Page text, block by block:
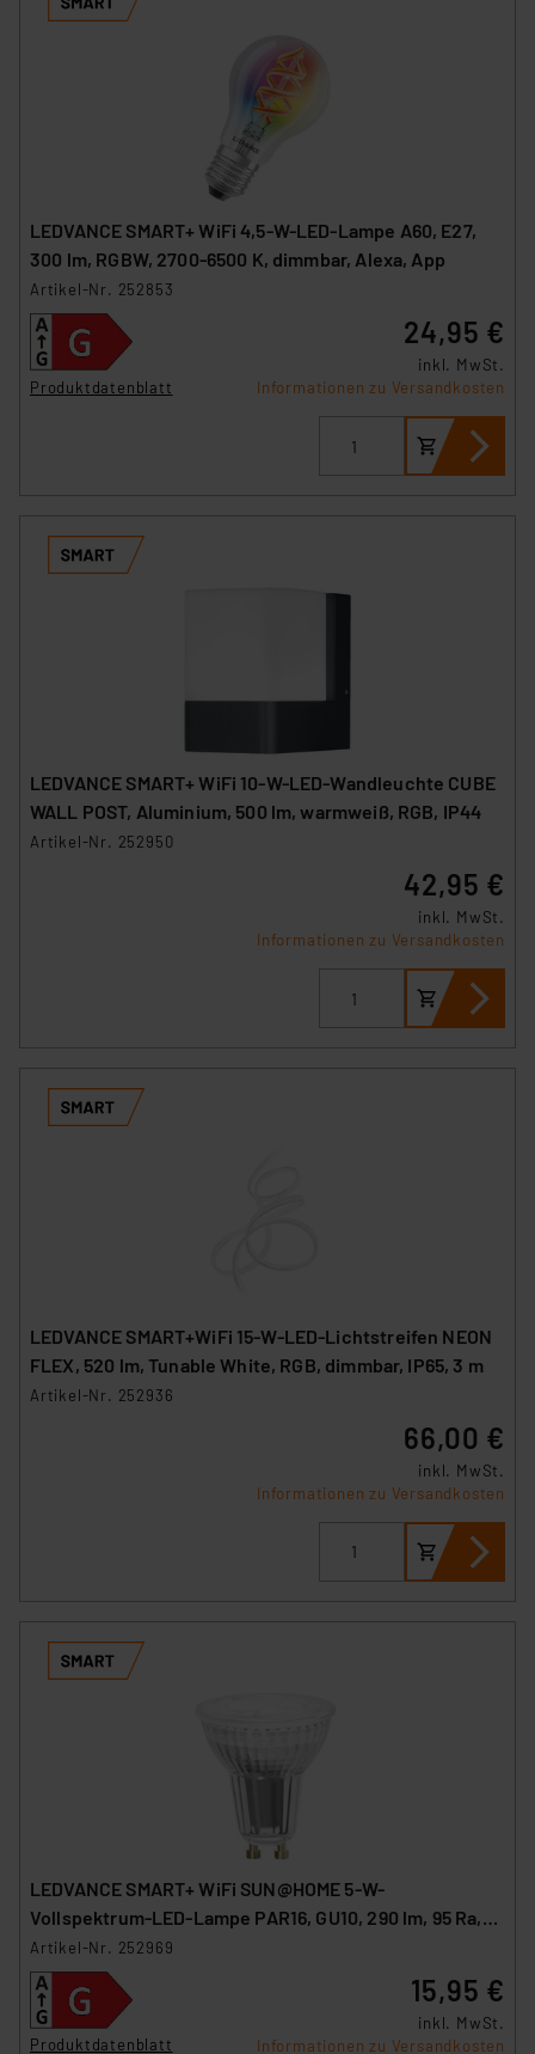
LEDVANCE SMART+ WiFi 4,5-W-LED-Lampe A60, E27,
300 lm, RGBW, 2700-6500 K, dimmbar, Alexa, App
Artikel-Nr. 252853
Produktdatenblatt
24,95 €
inkl. MwSt.
Informationen zu Versandkosten
LEDVANCE SMART+ WiFi 10-W-LED-Wandleuchte CUBE
WALL POST, Aluminium, 500 lm, warmweiß, RGB, IP44
Artikel-Nr. 252950
42,95 €
inkl. MwSt.
Informationen zu Versandkosten
LEDVANCE SMART+WiFi 15-W-LED-Lichtstreifen NEON
FLEX, 520 lm, Tunable White, RGB, dimmbar, IP65, 3 m
Artikel-Nr. 252936
66,00 €
inkl. MwSt.
Informationen zu Versandkosten
LEDVANCE SMART+ WiFi SUN@HOME 5-W-
Vollspektrum-LED-Lampe PAR16, GU10, 290 lm, 95 Ra,
Tunable White
Artikel-Nr. 252969
Produktdatenblatt
15,95 €
inkl. MwSt.
Informationen zu Versandkosten